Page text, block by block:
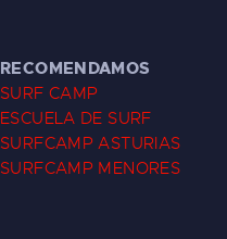
RECOMENDAMOS
SURF CAMP
ESCUELA DE SURF
SURFCAMP ASTURIAS
SURFCAMP MENORES